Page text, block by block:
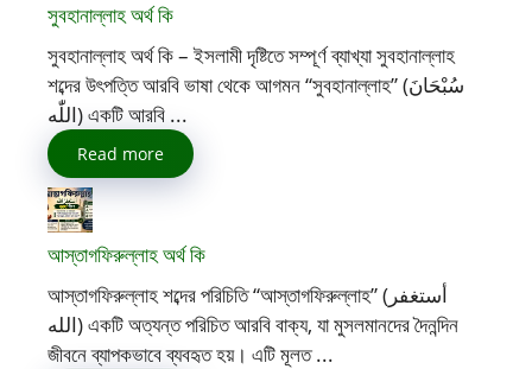
সুবহানাল্লাহ অর্থ কি
সুবহানাল্লাহ অর্থ কি – ইসলামী দৃষ্টিতে সম্পূর্ণ ব্যাখ্যা সুবহানাল্লাহ
শব্দের উৎপত্তি আরবি ভাষা থেকে আগমন “সুবহানাল্লাহ” (سُبْحَانَ
اللّٰه) একটি আরবি ...
Read more
আস্তাগফিরুল্লাহ অর্থ কি
আস্তাগফিরুল্লাহ শব্দের পরিচিতি “আস্তাগফিরুল্লাহ” (أستغفر
الله) একটি অত্যন্ত পরিচিত আরবি বাক্য, যা মুসলমানদের দৈনন্দিন
জীবনে ব্যাপকভাবে ব্যবহৃত হয়। এটি মূলত ...